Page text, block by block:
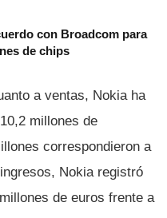
con Broadcom para
de chips
a ventas, Nokia ha
millones de
correspondieron a
Nokia registró
de euros frente a